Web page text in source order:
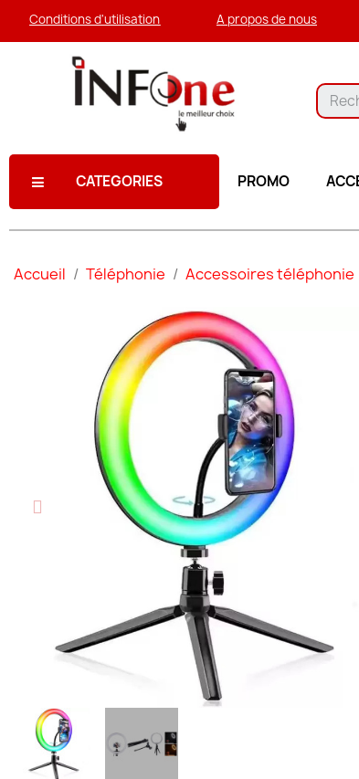
Conditions d'utilisation A propos de nous
CATEGORIES PROMO
Accueil Téléphonie Accessoires téléphonie